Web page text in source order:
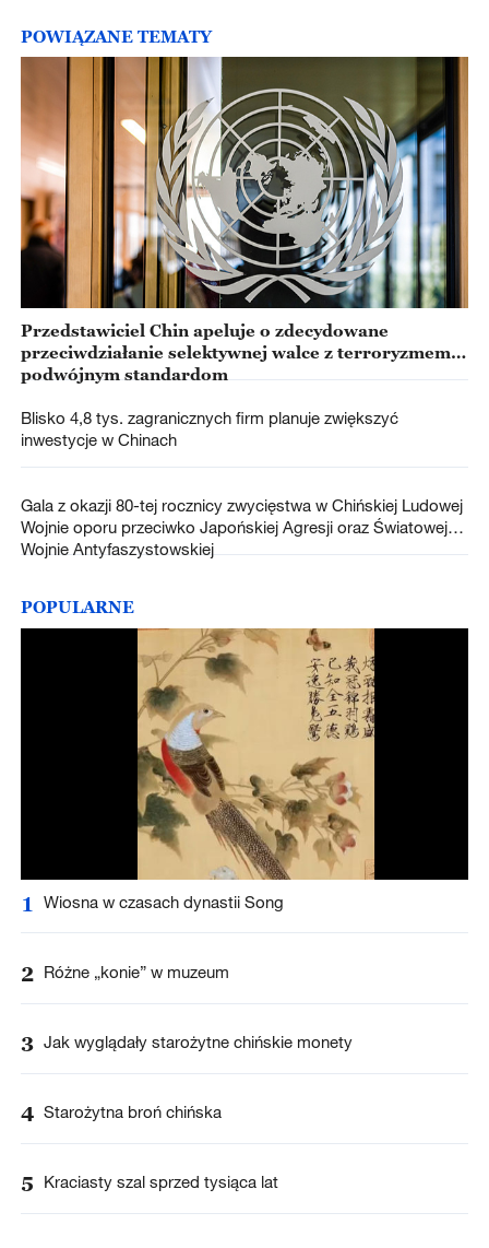
POWIĄZANE TEMATY
Przedstawiciel Chin apeluje o zdecydowane
przeciwdziałanie selektywnej walce z terroryzmem i
podwójnym standardom
Blisko 4,8 tys. zagranicznych firm planuje zwiększyć
inwestycje w Chinach
Gala z okazji 80-tej rocznicy zwycięstwa w Chińskiej Ludowej
Wojnie oporu przeciwko Japońskiej Agresji oraz Światowej
Wojnie Antyfaszystowskiej
POPULARNE
1 Wiosna w czasach dynastii Song
2 Różne „konie” w muzeum
3 Jak wyglądały starożytne chińskie monety
4 Starożytna broń chińska
5 Kraciasty szal sprzed tysiąca lat